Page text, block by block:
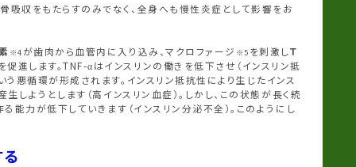
収をもたらすのみでなく、全身へも慢性炎症として影響をお
※4 が歯肉から血管内に入り込み、マクロファージ ※5 を刺激しＴ
促進します。TNF-αはインスリンの働きを低下させ（インスリン抵
悪循環が形成されます。インスリン抵抗性により生じたインス
しようとします（高インスリン血症）。しかし、この状態が長く続
能力が低下していきます（インスリン分泌不全）。このようにし